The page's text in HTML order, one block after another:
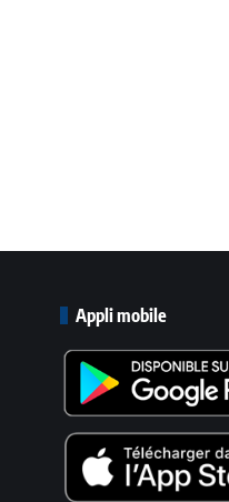
Appli mobile